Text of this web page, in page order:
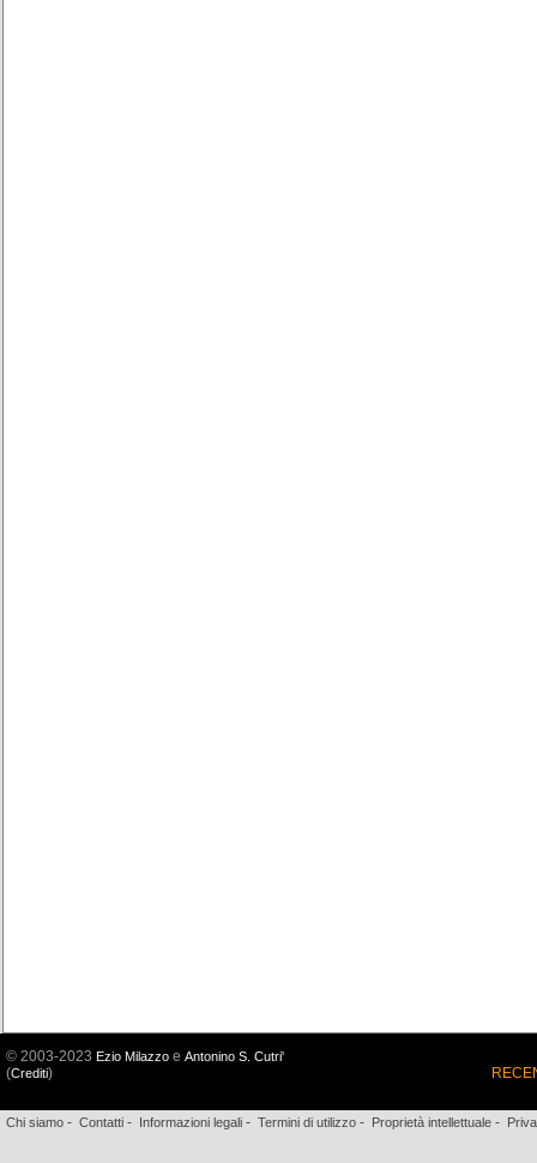
© 2003-2023 Ezio Milazzo e Antonino S. Cutri'
(Crediti)
Chi siamo - Contatti - Informazioni legali - Termini di utilizzo - Proprietà intellettuale -